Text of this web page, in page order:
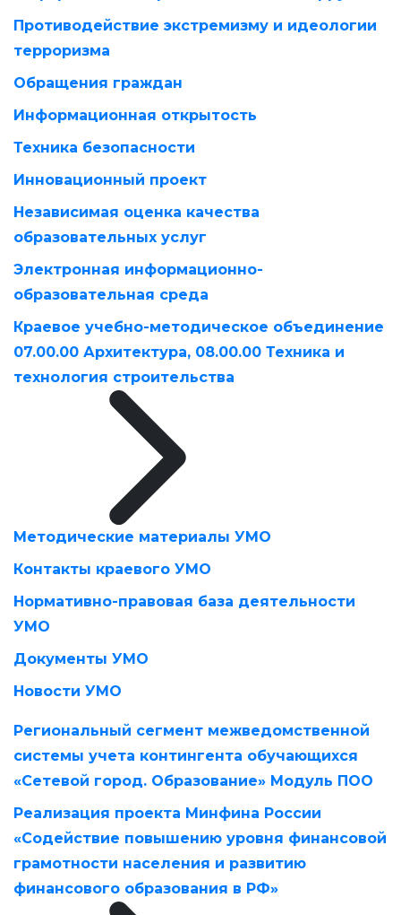
Противодействие экстремизму и идеологии
терроризма
Обращения граждан
Информационная открытость
Техника безопасности
Инновационный проект
Независимая оценка качества
образовательных услуг
Электронная информационно-
образовательная среда
Краевое учебно-методическое объединение
07.00.00 Архитектура, 08.00.00 Техника и
технология строительства
Методические материалы УМО
Контакты краевого УМО
Нормативно-правовая база деятельности
УМО
Документы УМО
Новости УМО
Региональный сегмент межведомственной
системы учета контингента обучающихся
«Сетевой город. Образование» Модуль ПОО
Реализация проекта Минфина России
«Содействие повышению уровня финансовой
грамотности населения и развитию
финансового образования в РФ»